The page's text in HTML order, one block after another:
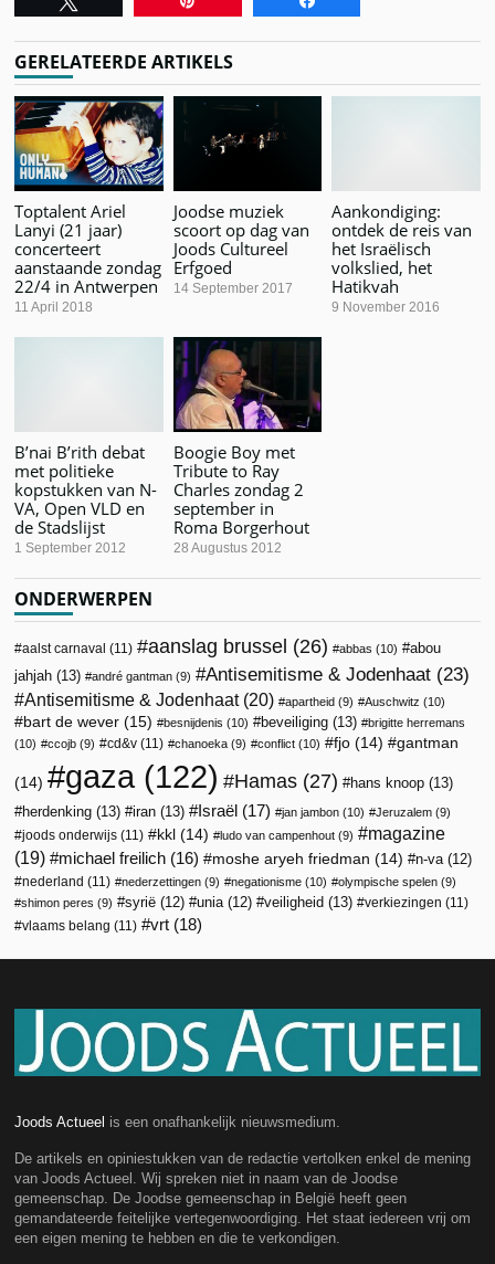
GERELATEERDE ARTIKELS
Toptalent Ariel
Lanyi (21 jaar)
concerteert
aanstaande zondag
22/4 in Antwerpen
11 April 2018
Joodse muziek
scoort op dag van
Joods Cultureel
Erfgoed
14 September 2017
Aankondiging:
ontdek de reis van
het Israëlisch
volkslied, het
Hatikvah
9 November 2016
B’nai B’rith debat
met politieke
kopstukken van N-
VA, Open VLD en
de Stadslijst
1 September 2012
Boogie Boy met
Tribute to Ray
Charles zondag 2
september in
Roma Borgerhout
28 Augustus 2012
ONDERWERPEN
aalst carnaval (11) aanslag brussel (26) abbas (10)
abou
jahjah (13) andré gantman (9) Antisemitisme & Jodenhaat (23)
Antisemitisme & Jodenhaat(20) apartheid (9) Auschwitz (10)
bart de wever (15) besnijdenis (10) beveiliging (13)
brigitte herremans
(10)
ccojb (9) cd&v (11) chanoeka (9) conflict (10) fjo (14) gantman
(14) gaza(122) Hamas (27) hans knoop (13)
herdenking (13) iran (13) Israël (17) jan jambon (10) Jeruzalem (9)
joods onderwijs (11) kkl (14) ludo van campenhout (9)
magazine
(19)
michael freilich (16) moshe aryeh friedman (14) n-va(12)
nederland (11) nederzettingen (9) negationisme (10) olympische spelen (9)
shimon peres (9) syrië (12) unia(12) veiligheid (13) verkiezingen (11)
vlaams belang (11) vrt (18)
Joods Actueel is een onafhankelijk nieuwsmedium.
De artikels en opiniestukken van de redactie vertolken enkel de mening
van Joods Actueel. Wij spreken niet in naam van de Joodse
gemeenschap. De Joodse gemeenschap in België heeft geen
gemandateerde feitelijke vertegenwoordiging. Het staat iedereen vrij om
een eigen mening te hebben en die te verkondigen.